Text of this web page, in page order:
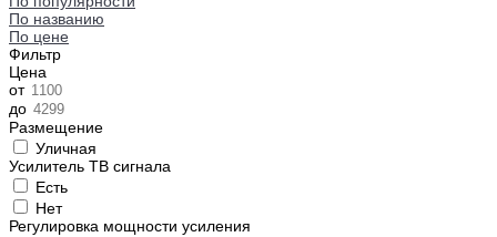
По названию
По цене
Фильтр
Цена
от
до
Размещение
Уличная
Усилитель ТВ сигнала
Есть
Нет
Регулировка мощности усиления